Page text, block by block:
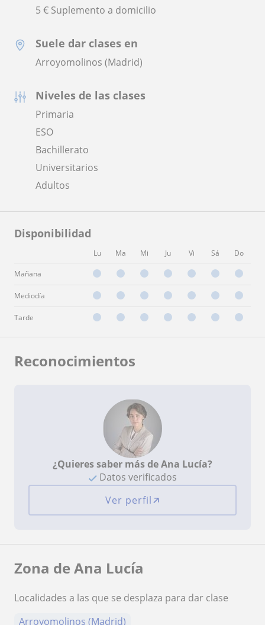
5 € Suplemento a domicilio
Suele dar clases en
Arroyomolinos (Madrid)
Niveles de las clases
Primaria
ESO
Bachillerato
Universitarios
Adultos
Disponibilidad
Lu Ma Mi Ju Vi Sá Do
Mañana
Mediodía
Tarde
Reconocimientos
¿Quieres saber más de Ana Lucía?
Datos verificados
Ver perfil
Zona de Ana Lucía
Localidades a las que se desplaza para dar clase
Arroyomolinos (Madrid)